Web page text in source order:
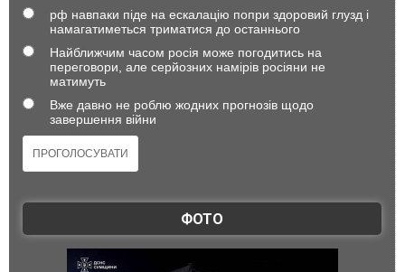
рф навпаки піде на ескалацію попри здоровий глузд і
намагатиметься триматися до останнього
Найближчим часом росія може погодитись на
переговори, але серйозних намірів росіяни не
матимуть
Вже давно не роблю жодних прогнозів щодо
завершення війни
ФОТО